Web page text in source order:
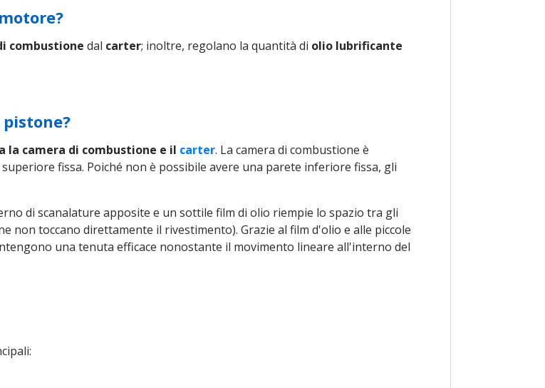
combustione dal carter; inoltre, regolano la quantità di olio lubrificante
camera di combustione e il carter. La camera di combustione è
fissa. Poiché non è possibile avere una parete inferiore fissa, gli
di scanalature apposite e un sottile film di olio riempie lo spazio tra gli
non toccano direttamente il rivestimento). Grazie al film d'olio e alle piccole
una tenuta efficace nonostante il movimento lineare all'interno del